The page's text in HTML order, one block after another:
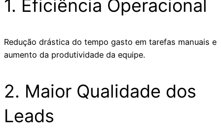
1. Eficiência Operacional
Redução drástica do tempo gasto em tarefas manuais e
aumento da produtividade da equipe.
2. Maior Qualidade dos
Leads